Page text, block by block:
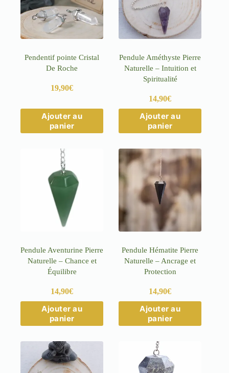
Pendentif pointe Cristal
De Roche
19,90€
Ajouter au
panier
Pendule Améthyste Pierre
Naturelle – Intuition et
Spiritualité
14,90€
Ajouter au
panier
Pendule Aventurine Pierre
Naturelle – Chance et
Équilibre
14,90€
Ajouter au
panier
Pendule Hématite Pierre
Naturelle – Ancrage et
Protection
14,90€
Ajouter au
panier